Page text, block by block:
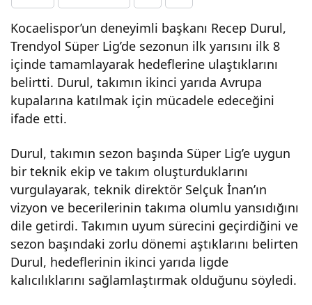
Kocaelispor’un deneyimli başkanı Recep Durul,
Trendyol Süper Lig’de sezonun ilk yarısını ilk 8
içinde tamamlayarak hedeflerine ulaştıklarını
belirtti. Durul, takımın ikinci yarıda Avrupa
kupalarına katılmak için mücadele edeceğini
ifade etti.
Durul, takımın sezon başında Süper Lig’e uygun
bir teknik ekip ve takım oluşturduklarını
vurgulayarak, teknik direktör Selçuk İnan’ın
vizyon ve becerilerinin takıma olumlu yansıdığını
dile getirdi. Takımın uyum sürecini geçirdiğini ve
sezon başındaki zorlu dönemi aştıklarını belirten
Durul, hedeflerinin ikinci yarıda ligde
kalıcılıklarını sağlamlaştırmak olduğunu söyledi.
Kulü
bü
Baş
ep
Dur
dön